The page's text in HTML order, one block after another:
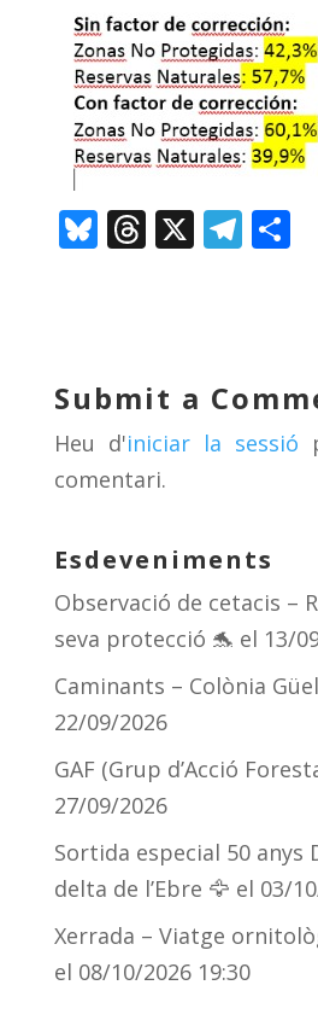
Bl
y
T
d
s
X T
a
m
C
Submit a
Heu d'iniciar la sessió
comentari.
Esdeveniments
Observació de cetacis –
seva protecció 🐬 el 13/
Caminants – Colònia
22/09/2026
GAF (Grup d’Acció
27/09/2026
Sortida especial 50 anys
delta de l’Ebre 🦅 el 03/
Xerrada – Viatge
el 08/10/2026 19:30